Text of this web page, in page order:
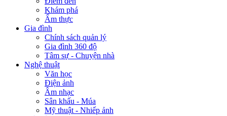
Khám phá
Ẩm thực
Gia đình
Chính sách quản lý
Gia đình 360 độ
Tâm sự - Chuyện nhà
Nghệ thuật
Văn học
Điện ảnh
Âm nhạc
Sân khấu - Múa
Mỹ thuật - Nhiếp ảnh